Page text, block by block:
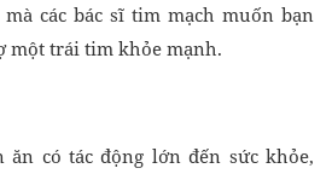
các bác sĩ tim mạch muốn bạn
một trái tim khỏe mạnh.
có tác động lớn đến sức khỏe,